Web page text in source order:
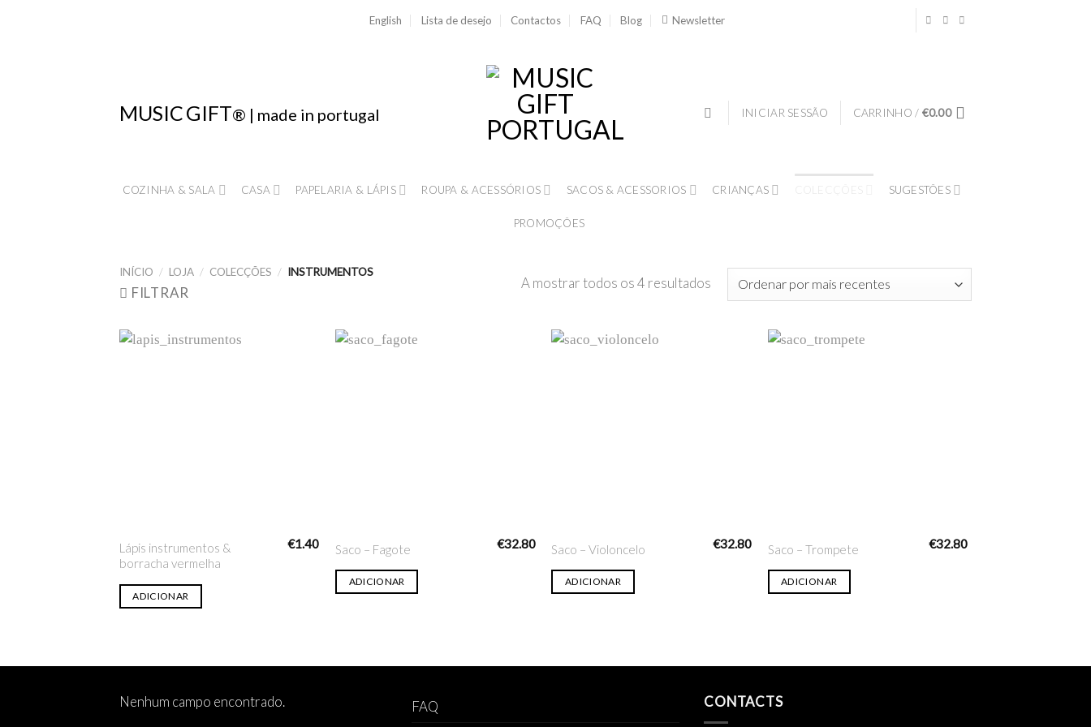
English Lista de desejo Contactos FAQ Blog Newsletter
MUSICGIFT® | made in portugal INICIAR SESSÃO CARRINHO / €0.00
COZINHA & SALA CASA PAPELARIA & LÁPIS ROUPA & ACESSÓRIOS SACOS & ACESSORIOS CRIANÇAS SUGESTÕES
PROMOÇÕES
INÍCIO / LOJA / COLECÇÕES / INSTRUMENTOS
FILTRAR
A mostrar todos os 4 resultados
Lápis instrumentos &
borracha vermelha
€1.40
ADICIONAR
Saco – Fagote €32.80
ADICIONAR
Saco – Violoncelo €32.80
ADICIONAR
Saco – Trompete €32.80
ADICIONAR
Nenhum campo encontrado. FAQ CONTACTS